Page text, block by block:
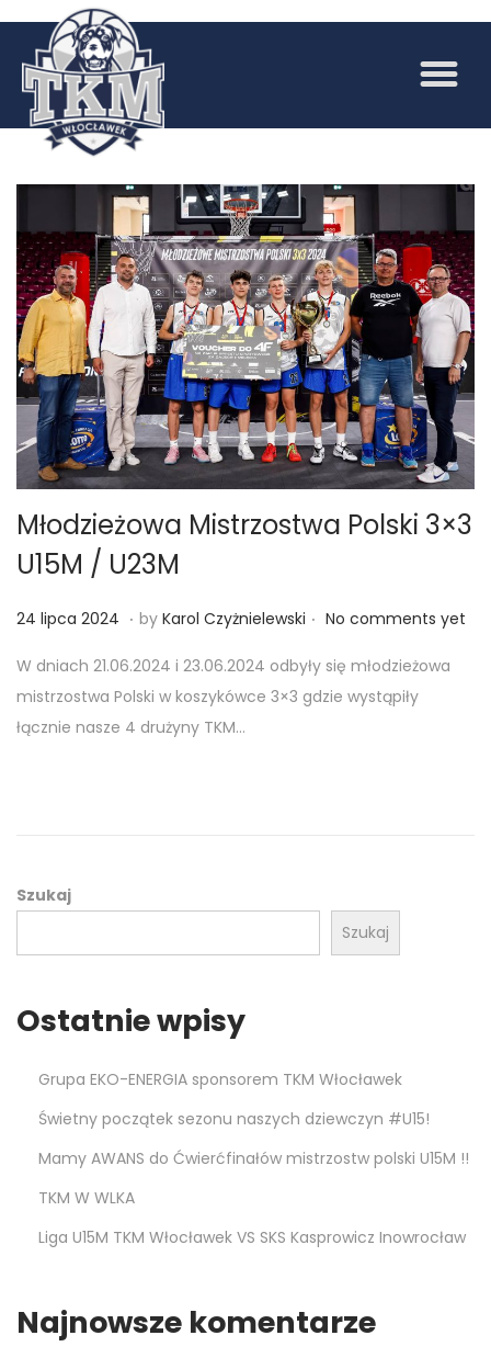
Młodzieżowa Mistrzostwa Polski 3×3
U15M / U23M
Posted on
24 lipca 2024 2
l
i
p
. by Karol Czyżnielewski . No comments yet
W dniach 21.06.2024 i 23.06.2024 odbyły się młodzieżowa
mistrzostwa Polski w koszykówce 3×3 gdzie wystąpiły
łącznie nasze 4 drużyny TKM…
Szukaj
Szukaj
Ostatnie wpisy
Grupa EKO-ENERGIA sponsorem TKM Włocławek
Świetny początek sezonu naszych dziewczyn #U15!
Mamy AWANS do Ćwierćfinałów mistrzostw polski U15M !!
TKM W WLKA
Liga U15M TKM Włocławek VS SKS Kasprowicz Inowrocław
Najnowsze komentarze